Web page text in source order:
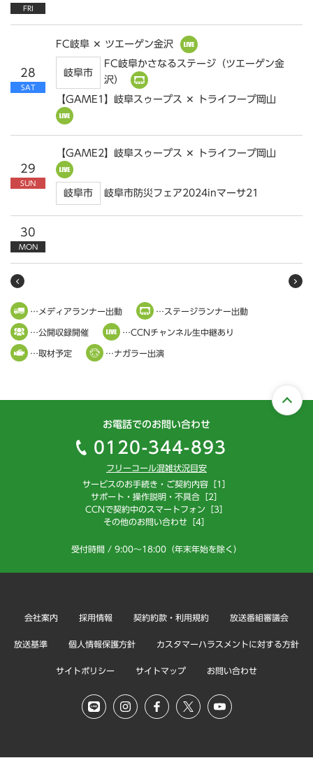
FRI
28
SAT
FC岐阜 ✕ ツエーゲン金沢
岐阜市
FC岐阜かさなるステージ（ツエーゲン金
沢）
【GAME1】岐阜スゥープス ✕ トライフープ岡山
29
SUN
【GAME2】岐阜スゥープス ✕ トライフープ岡山
岐阜市 岐阜市防災フェア2024inマーサ21
30
MON
…メディアランナー出動 …ステージランナー出動
…公開収録開催 …CCNチャンネル生中継あり
…取材予定 …ナガラー出演
お電話でのお問い合わせ
0120-344-893
フリーコール混雑状況目安
サービスのお手続き・ご契約内容［1］
サポート・操作説明・不具合［2］
CCNで契約中のスマートフォン［3］
その他のお問い合わせ［4］
受付時間 / 9:00～18:00（年末年始を除く）
会社案内 採用情報 契約約款・利用規約 放送番組審議会
放送基準 個人情報保護方針 カスタマーハラスメントに対する方針
サイトポリシー サイトマップ お問い合わせ